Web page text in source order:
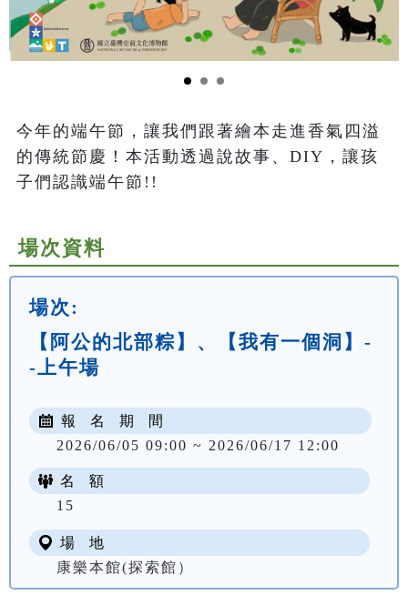
今年的端午節，讓我們跟著繪本走進香氣四溢
的傳統節慶！本活動透過說故事、DIY，讓孩
子們認識端午節!!
場次資料
場次:
【阿公的北部粽】、【我有一個洞】-
-上午場
報 名 期 間
2026/06/05 09:00 ~ 2026/06/17 12:00
名 額
15
場 地
康樂本館(探索館）